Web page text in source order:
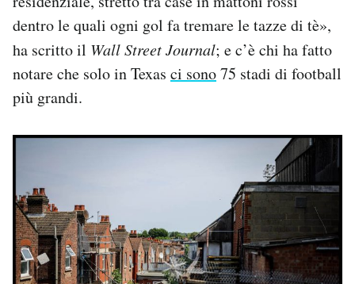
dentro le quali ogni gol fa tremare le tazze di tè»,
ha scritto il Wall Street Journal; e c’è chi ha fatto
notare che solo in Texas ci sono75 stadi di football
più grandi.